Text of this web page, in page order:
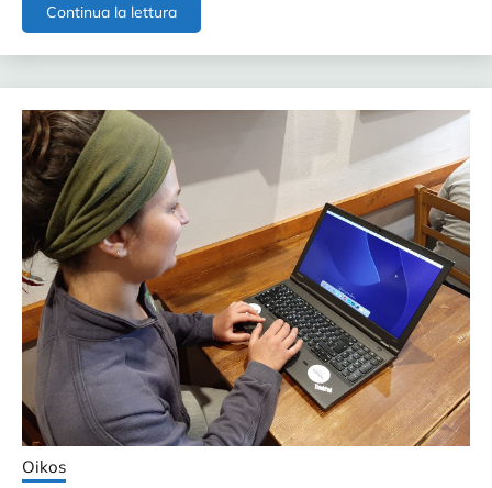
Continua la letturaTerzo
pc
donato
a
Bologna
Oikos